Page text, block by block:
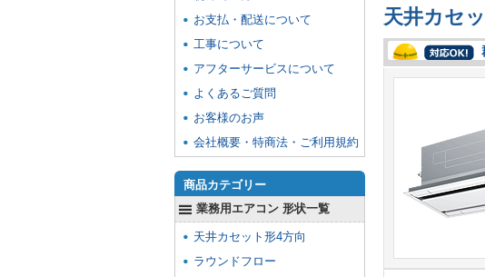
天井カセ
お支払・配送について
工事について
アフターサービスについて
よくあるご質問
お客様のお声
会社概要・特商法・ご利用規約
商品カテゴリー
業務用エアコン 形状一覧
天井カセット形4方向
ラウンドフロー